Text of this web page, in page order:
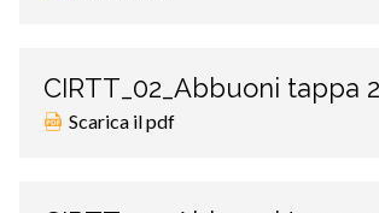
CIRTT_02_Abbuoni tappa 2
Scarica il pdf